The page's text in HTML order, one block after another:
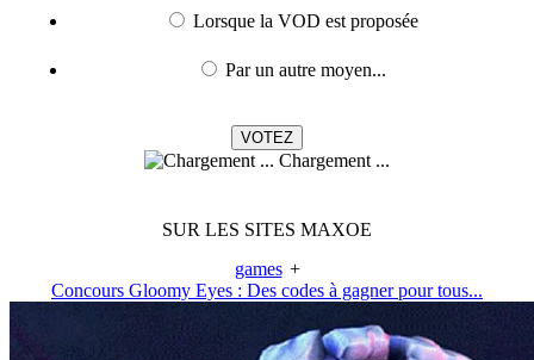
Lorsque la VOD est proposée
Par un autre moyen...
Chargement ...
SUR LES SITES MAXOE
games +
Concours Gloomy Eyes : Des codes à gagner pour tous...